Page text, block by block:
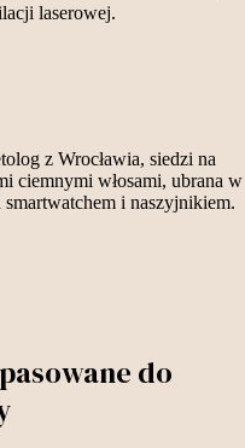
laserowej.
do